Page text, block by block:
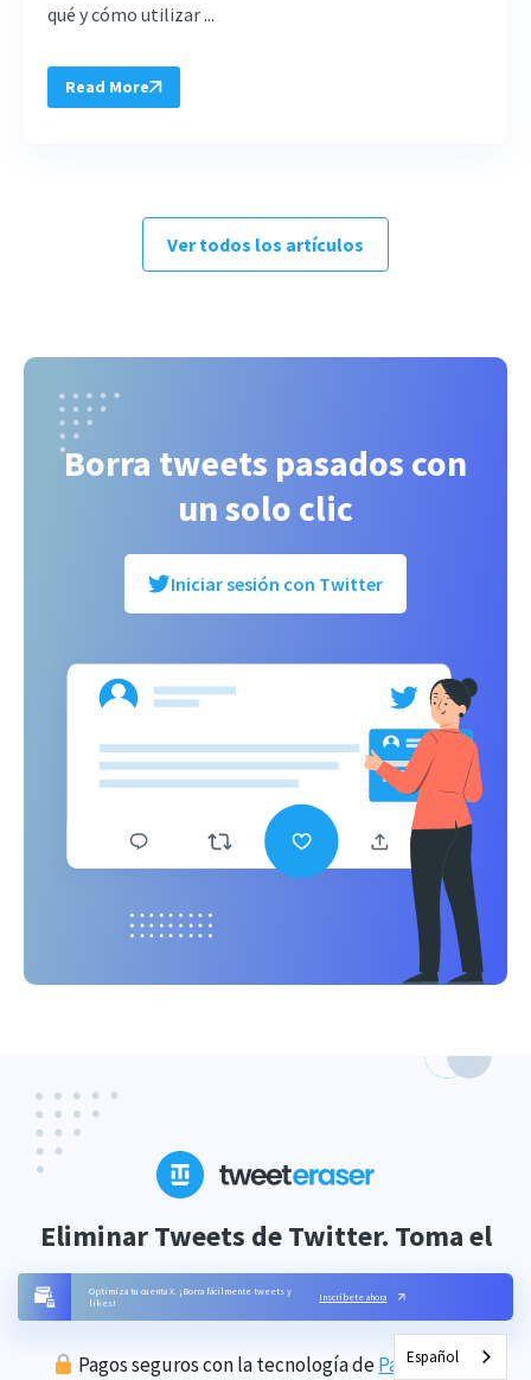
Optimiza tu cuenta X. ¡Borra fácilmente tweets y
likes!
Inscríbete ahora
qué y cómo utilizar ...
Read More
Ver todos los artículos
Borra tweets pasados con
un solo clic
Iniciar sesión con Twitter
Eliminar Tweets de Twitter. Toma el
control de tu perfil.
Pagos seguros con la tecnología dePaymentKit
Español